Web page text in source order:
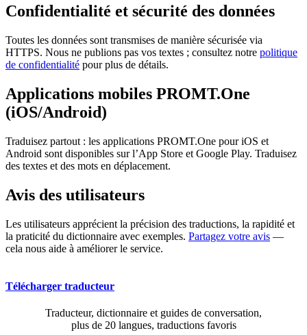
Confidentialité et sécurité des données
Toutes les données sont transmises de manière sécurisée via
HTTPS. Nous ne publions pas vos textes ; consultez notre politique
de confidentialité pour plus de détails.
Applications mobiles PROMT.One
(iOS/Android)
Traduisez partout : les applications PROMT.One pour iOS et
Android sont disponibles sur l’App Store et Google Play. Traduisez
des textes et des mots en déplacement.
Avis des utilisateurs
Les utilisateurs apprécient la précision des traductions, la rapidité et
la praticité du dictionnaire avec exemples. Partagez votre avis —
cela nous aide à améliorer le service.
Télécharger traducteur
Traducteur, dictionnaire et guides de conversation,
plus de 20 langues, traductions favoris